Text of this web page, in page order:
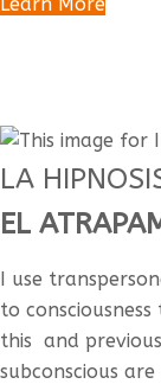
LA
EL
I use
to
this and
subconscious